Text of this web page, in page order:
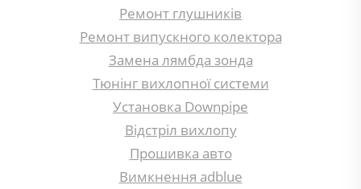
Ремонт глушників
Ремонт випускного колектора
Замена лямбда зонда
Тюнінг вихлопної системи
Установка Downpipe
Відстріл вихлопу
Прошивка авто
Вимкнення adblue